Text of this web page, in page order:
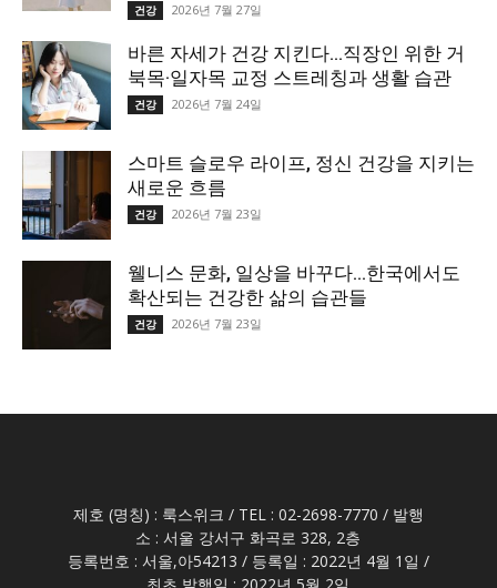
건강 2026년 7월 27일
바른 자세가 건강 지킨다…직장인 위한 거
북목·일자목 교정 스트레칭과 생활 습관
건강 2026년 7월 24일
스마트 슬로우 라이프, 정신 건강을 지키는
새로운 흐름
건강 2026년 7월 23일
웰니스 문화, 일상을 바꾸다…한국에서도
확산되는 건강한 삶의 습관들
건강 2026년 7월 23일
제호 (명칭) : 룩스위크 / TEL : 02-2698-7770 / 발행
소 : 서울 강서구 화곡로 328, 2층
등록번호 : 서울,아54213 / 등록일 : 2022년 4월 1일 /